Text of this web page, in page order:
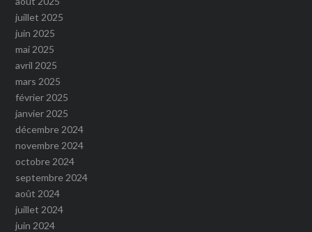
juillet 2025
juin 2025
mai 2025
avril 2025
mars 2025
février 2025
janvier 2025
décembre 2024
novembre 2024
octobre 2024
septembre 2024
août 2024
juillet 2024
juin 2024